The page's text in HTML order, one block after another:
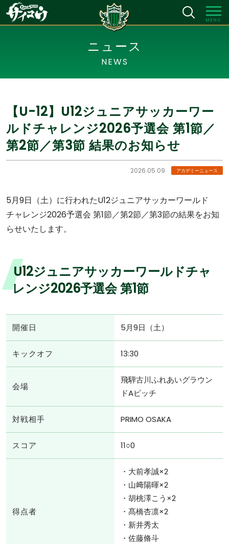
MENU
ニュース
NEWS
【U-12】U12ジュニアサッカーワー
ルドチャレンジ2026予選会 第1節／
第2節／第3節 結果のお知らせ
2026.05.09 アカデミーニュース
5月9日（土）に行われたU12ジュニアサッカーワールド
チャレンジ2026予選会 第1節／第2節／第3節の結果をお知
らせいたします。
U12ジュニアサッカーワールドチャ
レンジ2026予選会 第1節
開催日 5月9日（土）
キックオフ 13:30
会場
飛騨古川ふれあいグラウン
ドAピッチ
対戦相手 PRIMO OSAKA
スコア 11○0
得点者
・大前孝誠×2
・山﨑陽暉×2
・胡桃澤こう×2
・髙橋杏凛×2
・新井秀太
・佐藤脩斗